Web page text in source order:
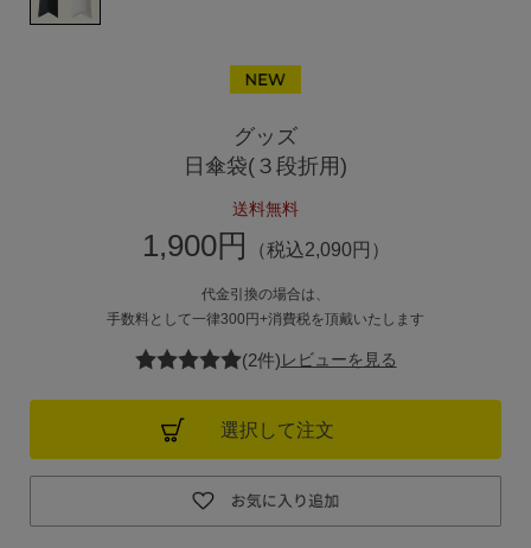
お支払いについて
グッズ
日傘袋(３段折用)
送料無料
1,900円 （税込2,090円）
代金引換の場合は、
手数料として一律300円+消費税を頂戴いたします
(2件)レビューを見る
選択して注文